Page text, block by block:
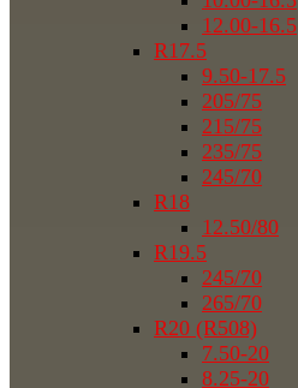
12.00-16.5
R17.5
9.50-17.5
205/75
215/75
235/75
245/70
R18
12.50/80
R19.5
245/70
265/70
R20 (R508)
7.50-20
8.25-20